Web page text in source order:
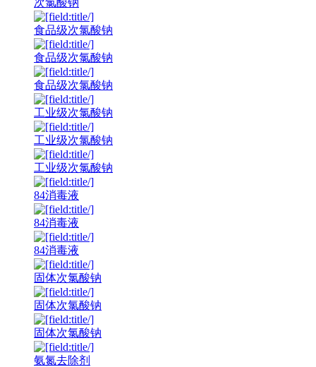
次氯酸钠
食品级次氯酸钠
食品级次氯酸钠
食品级次氯酸钠
工业级次氯酸钠
工业级次氯酸钠
工业级次氯酸钠
84消毒液
84消毒液
84消毒液
固体次氯酸钠
固体次氯酸钠
固体次氯酸钠
氨氮去除剂